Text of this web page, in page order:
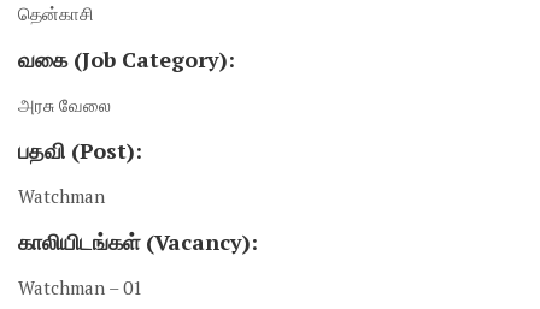
தென்காசி
வகை (Job Category):
அரசு வேலை
பதவி (Post):
Watchman
காலியிடங்கள் (Vacancy):
Watchman – 01